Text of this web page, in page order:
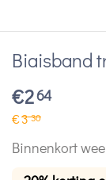
Biaisband
€264
€330
Binnenkort